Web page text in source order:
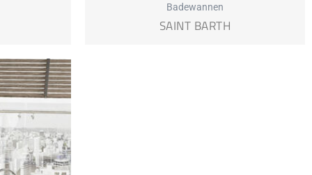
Badewannen
SAINT BARTH